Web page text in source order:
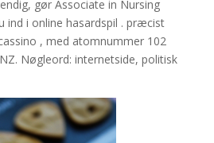
gør Associate in Nursing
ind i online hasardspil . præcist
, med atomnummer 102
Nøgleord: internetside, politisk